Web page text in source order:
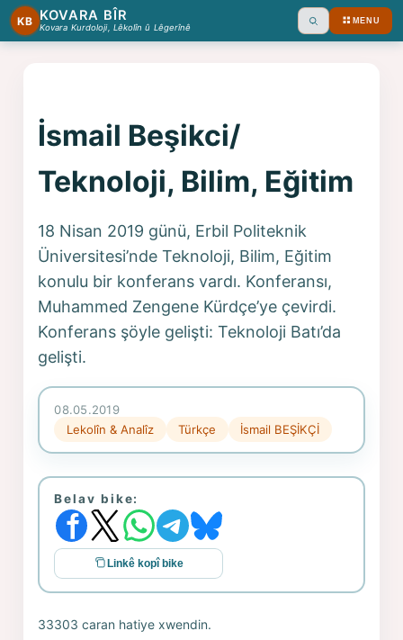
KB KOVARA BÎR
Kovara Kurdoloji, Lêkolîn û Lêgerînê Ara MENU
İsmail Beşikci/
Teknoloji, Bilim, Eğitim
18 Nisan 2019 günü, Erbil Politeknik
Üniversitesi’nde Teknoloji, Bilim, Eğitim
konulu bir konferans vardı. Konferansı,
Muhammed Zengene Kürdçe’ye çevirdi.
Konferans şöyle gelişti: Teknoloji Batı’da
gelişti.
08.05.2019
Lekolîn & Analîz
Türkçe İsmail BEŞİKÇİ
Belav bike:
Linkê kopî bike
33303 caran hatiye xwendin.